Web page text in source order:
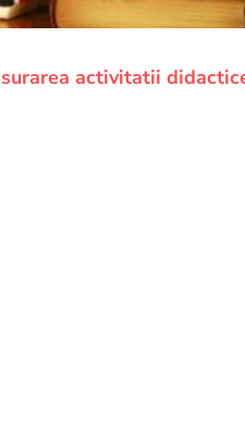
activitatii